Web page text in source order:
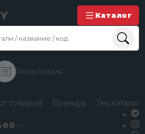
Каталог
Регистрация
товаров Бренды